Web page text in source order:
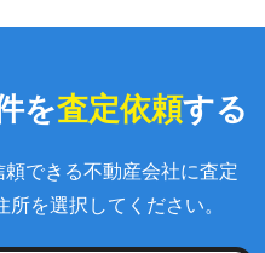
を査定依頼する
できる不動産会社に査定
を選択してください。